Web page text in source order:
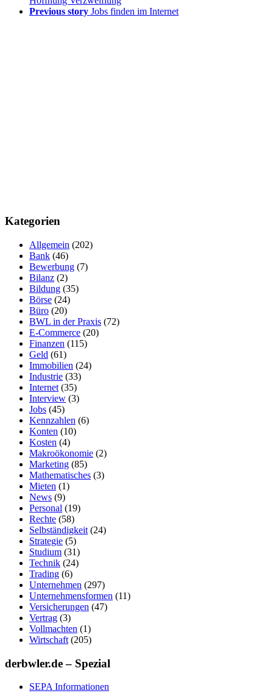
Previous story Jobs finden im Internet
Kategorien
Allgemein (202)
Bank (46)
Bewerbung (7)
Bilanz (2)
Bildung (35)
Börse (24)
Büro (20)
BWL in der Praxis (72)
E-Commerce (20)
Finanzen (115)
Geld (61)
Immobilien (24)
Industrie (33)
Internet (35)
Interview (3)
Jobs (45)
Kennzahlen (6)
Konten (10)
Kosten (4)
Makroökonomie (2)
Marketing (85)
Mathematisches (3)
Mieten (1)
News (9)
Personal (19)
Rechte (58)
Selbständigkeit (24)
Strategie (5)
Studium (31)
Technik (24)
Trading (6)
Unternehmen (297)
Unternehmensformen (11)
Versicherungen (47)
Vertrag (3)
Vollmachten (1)
Wirtschaft (205)
derbwler.de – Spezial
SEPA Informationen